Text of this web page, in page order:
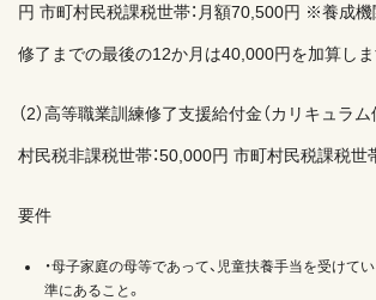
円 市町村民税課税世帯：月額70,500円 ※養成
修了までの最後の12か月は40,000円を加算しま
（2）高等職業訓練修了支援給付金（カリキュラ
村民税非課税世帯：50,000円 市町村民税課税世
要件
・母子家庭の母等であって、児童扶養手当を受けて
準にあること。